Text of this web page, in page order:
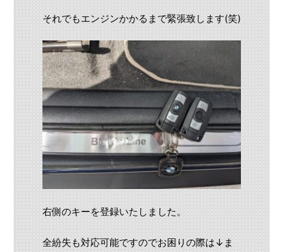
それでもエンジンかかるまで緊張致します(笑)
右側のキーを登録いたしました。
全紛失も対応可能ですのでお困りの際は↓ま